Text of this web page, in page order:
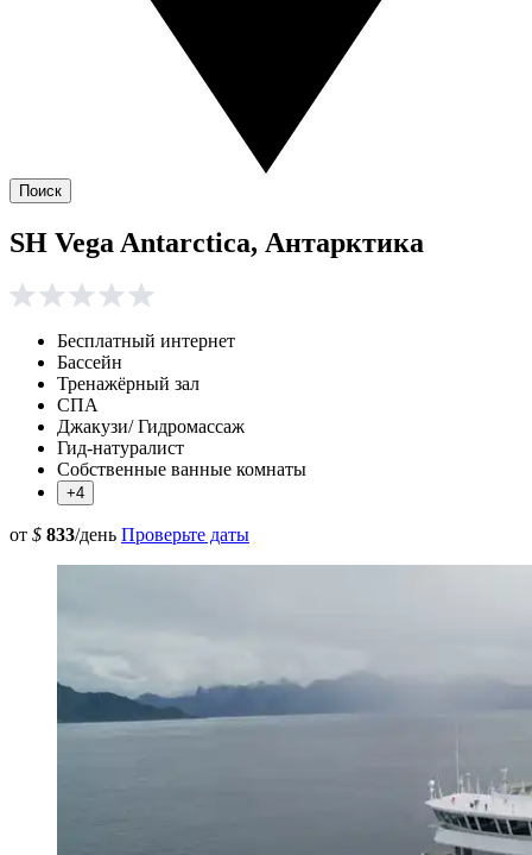
Поиск
SH Vega Antarctica, Антарктика
Бесплатный интернет
Бассейн
Тренажёрный зал
СПА
Джакузи/ Гидромассаж
Гид-натуралист
Собственные ванные комнаты
+4
от $ 833/день Проверьте даты